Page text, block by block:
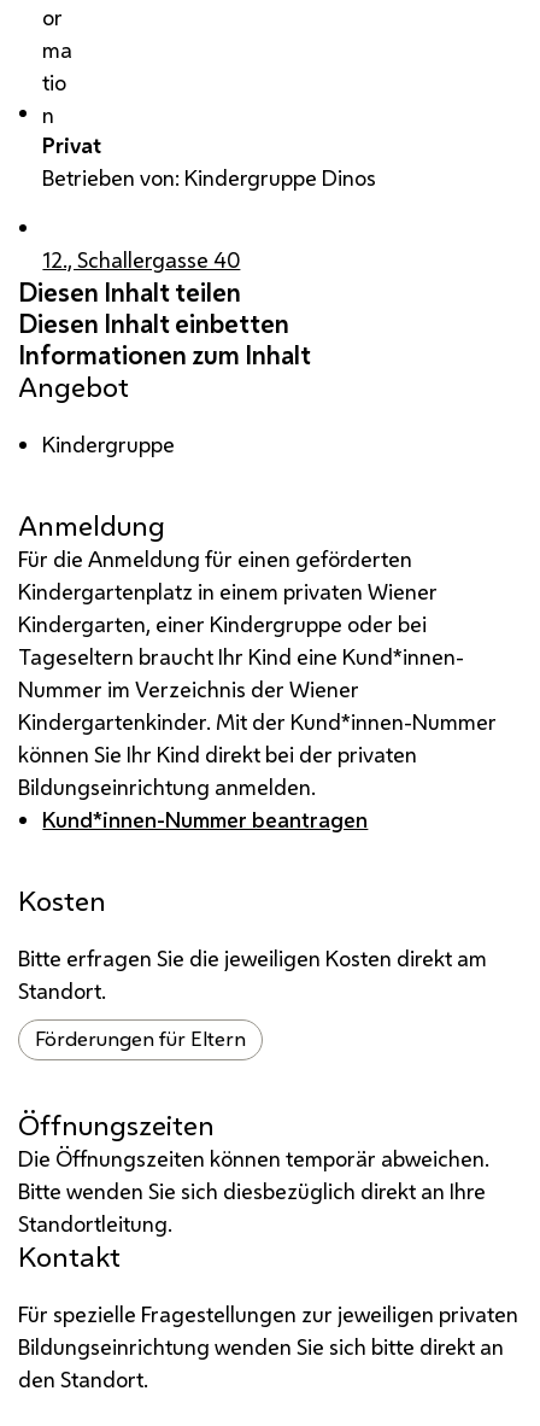
or
ma
tio
n
Privat
Betrieben von: Kindergruppe Dinos
12., Schallergasse 40
Angebot
Kindergruppe
Anmeldung
Für die Anmeldung für einen geförderten
Kindergartenplatz in einem privaten Wiener
Kindergarten, einer Kindergruppe oder bei
Tageseltern braucht Ihr Kind eine Kund*innen-
Nummer im Verzeichnis der Wiener
Kindergartenkinder. Mit der Kund*innen-Nummer
können Sie Ihr Kind direkt bei der privaten
Bildungseinrichtung anmelden.
Kund*innen-Nummer beantragen
Kosten
Bitte erfragen Sie die jeweiligen Kosten direkt am
Standort.
Förderungen für Eltern
Öffnungszeiten
Die Öffnungszeiten können temporär abweichen.
Bitte wenden Sie sich diesbezüglich direkt an Ihre
Standortleitung.
Kontakt
Für spezielle Fragestellungen zur jeweiligen privaten
Bildungseinrichtung wenden Sie sich bitte direkt an
den Standort.